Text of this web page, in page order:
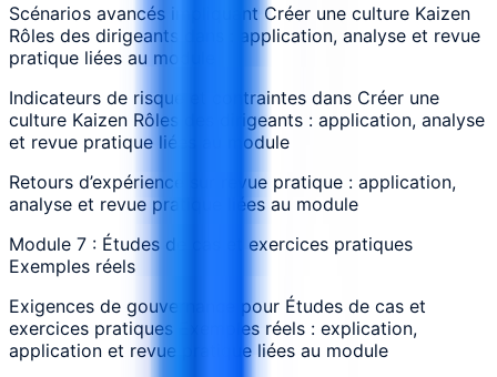
Scénarios avancés impliquant Créer une culture Kaizen
Rôles des dirigeants dans : application, analyse et revue
pratique liées au module
Indicateurs de risque et contraintes dans Créer une
culture Kaizen Rôles des dirigeants : application, analyse
et revue pratique liées au module
Retours d’expérience sur revue pratique : application,
analyse et revue pratique liées au module
Module 7 : Études de cas et exercices pratiques
Exemples réels
Exigences de gouvernance pour Études de cas et
exercices pratiques Exemples réels : explication,
application et revue pratique liées au module